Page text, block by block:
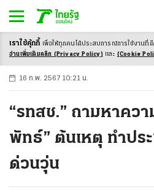
-ก ก ก+
16 ก.พ. 2567 10:21 น.
“รทสช.” ถามหาคว
พัทธ์” ต้นเหตุ ทำป
ด่วนวุ่น
เราใช้คุ้กกี้ เพื่อให้ทุกคนได้ประสบการณ์การใช้งานที่
อ่านเพิ่มเติมคลิก (Privacy Policy) และ (Cookie